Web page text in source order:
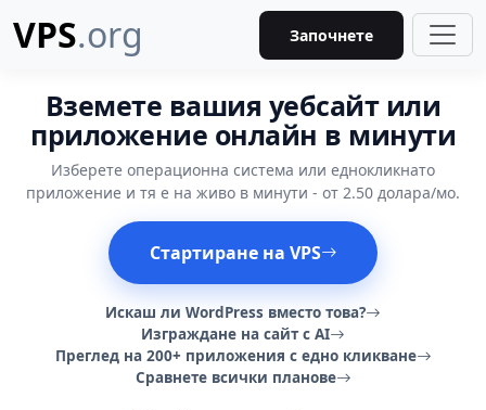
VPS.org Започнете
Вземете вашия уебсайт или
приложение онлайн в минути
Изберете операционна система или еднокликнато
приложение и тя е на живо в минути - от 2.50 долара/мо.
Стартиране на VPS
Искаш ли WordPress вместо това?
Изграждане на сайт с AI
Преглед на 200+ приложения с едно кликване
Сравнете всички планове